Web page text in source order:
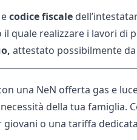
codice fiscale
quale realizzare i lavori di
attestato possibilmente
una NeN offerta gas e
della tua famiglia.
giovani o una tariffa